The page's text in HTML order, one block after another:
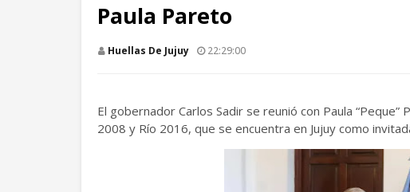
Paula Pareto
Huellas De Jujuy 22:29:00
El gobernador Carlos Sadir se reunió con Paula
2008 y Río 2016, que se encuentra en Jujuy como